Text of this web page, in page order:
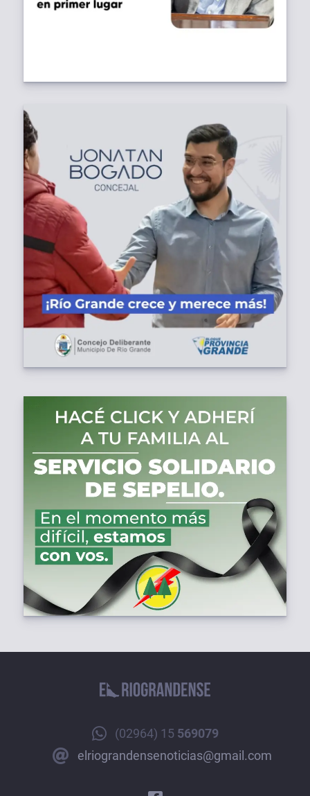
(02964) 15 569079
elriograndensenoticias@gmail.com